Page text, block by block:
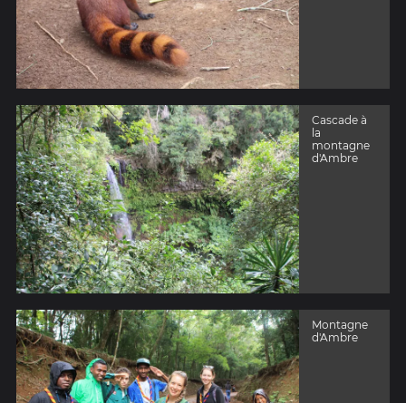
Cascade à
la
montagne
d'Ambre
Montagne
d'Ambre